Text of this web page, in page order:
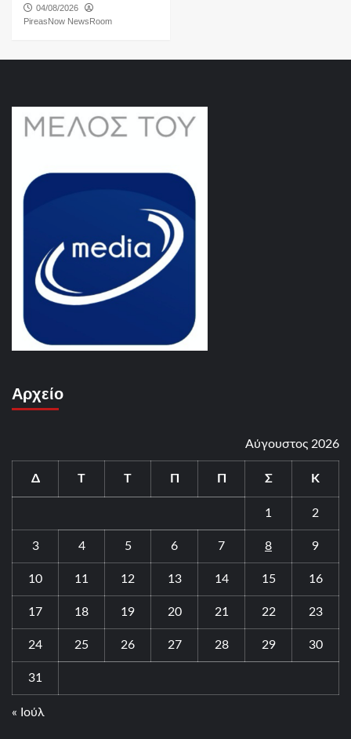
04/08/2026
PireasNow NewsRoom
Αρχείο
Αύγουστος 2026
Δ Τ Τ Π Π Σ Κ
1 2
3 4 5 6 7 8 9
10 11 12 13 14 15 16
17 18 19 20 21 22 23
24 25 26 27 28 29 30
31
« Ιούλ